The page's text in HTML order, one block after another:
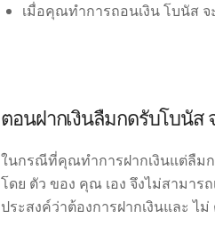
เมื่อคุณทำการถอนเงิน โบนัส จ
ตอนฝากเงินลืมกดรับโบนัส
ในกรณีที่คุณทำการฝากเงินแต่ลืม
โดย ตัว ของ คุณ เอง จึงไม่สามา
ประสงค์ว่าต้องการฝากเงินและ ไ